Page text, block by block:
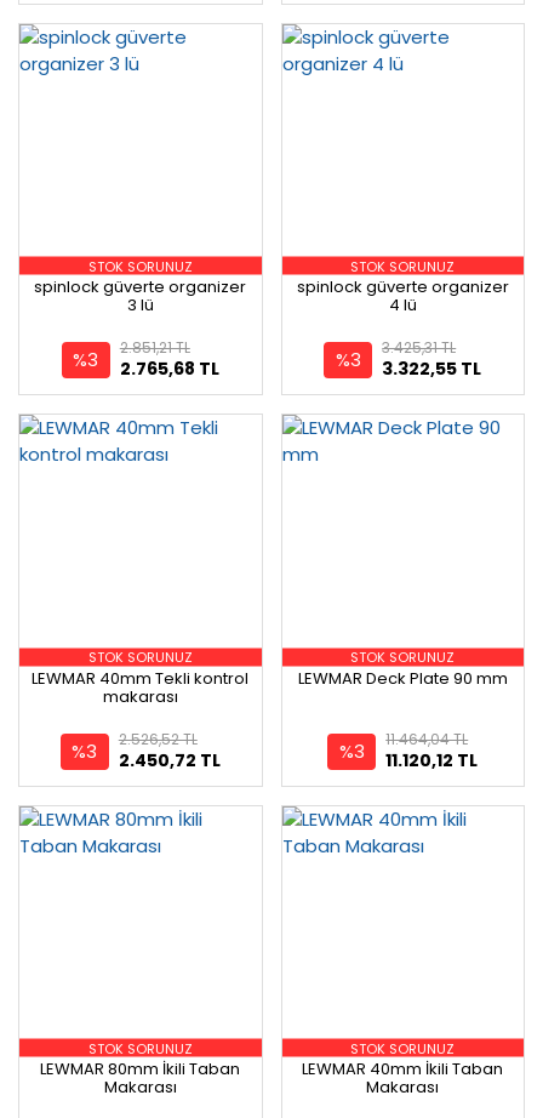
STOK SORUNUZ
spinlock güverte organizer
3 lü
%3 2.765,68 TL
2.851,21 TL
STOK SORUNUZ
spinlock güverte organizer
4 lü
%3 3.322,55 TL
3.425,31 TL
STOK SORUNUZ
LEWMAR 40mm Tekli kontrol
makarası
%3 2.450,72 TL
2.526,52 TL
STOK SORUNUZ
LEWMAR Deck Plate 90 mm
%3 11.120,12 TL
11.464,04 TL
STOK SORUNUZ
LEWMAR 80mm İkili Taban
Makarası
STOK SORUNUZ
LEWMAR 40mm İkili Taban
Makarası